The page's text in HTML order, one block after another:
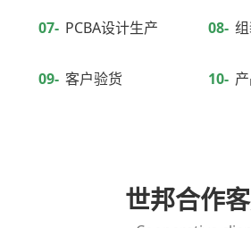
07- PCBA设计生产 08-
09- 客户验货 10-
世邦合作